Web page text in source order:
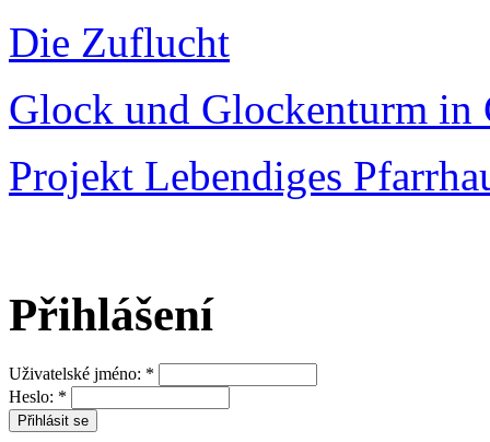
Die Zuflucht
Glock und Glockenturm in
Projekt Lebendiges
Přihlášení
Uživatelské jméno: *
Heslo: *